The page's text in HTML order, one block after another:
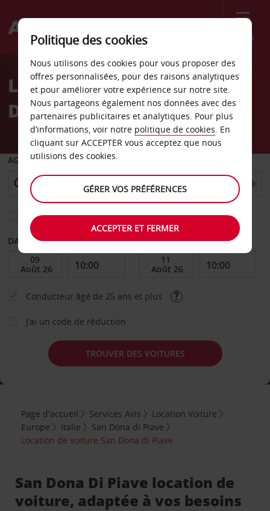
Menu
Welcome
AvisLocation de voiture San
Dona di Piave
AGENCE DE DÉPART
Sélectionnez une autre agence de retour
DATE DE DÉBUT DATE DE FIN
Conducteur âgé de 25 ans et plus
J’ai un code de réduction
TROUVER DES VOITURES
Page d'accueil Services Avis
Location Voiture
Europe
Italie
San Dona di Piave
Location de voiture San Dona di Piave
San Dona Di Piave location de
voiture, adaptée à vos besoins
Politique des cookies
Nous utilisons des cookies pour vous proposer des
offres personnalisées, pour des raisons analytiques
et pour améliorer votre expérience sur notre site.
Nous partageons également nos données avec des
partenaires publicitaires et analytiques. Pour plus
d’informations, voir notre politique de cookies. En
cliquant sur ACCEPTER vous acceptez que nous
utilisions des cookies.
GÉRER VOS PRÉFÉRENCES
ACCEPTER ET FERMER